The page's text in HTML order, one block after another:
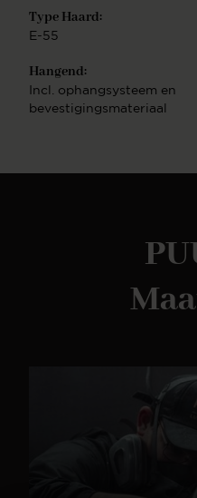
vrijwel ieder interieur. Wil
bekijken? Klik dan hier om
een meubel is bepalend
Ga voor speelse vormen
In het assortiment van
Deze zijn ook geheel naar
stellen. Combineer
voor meerdere
Type Haard:
E-55
Hangend:
Incl. ophangsysteem en
bevestigingsmateriaal